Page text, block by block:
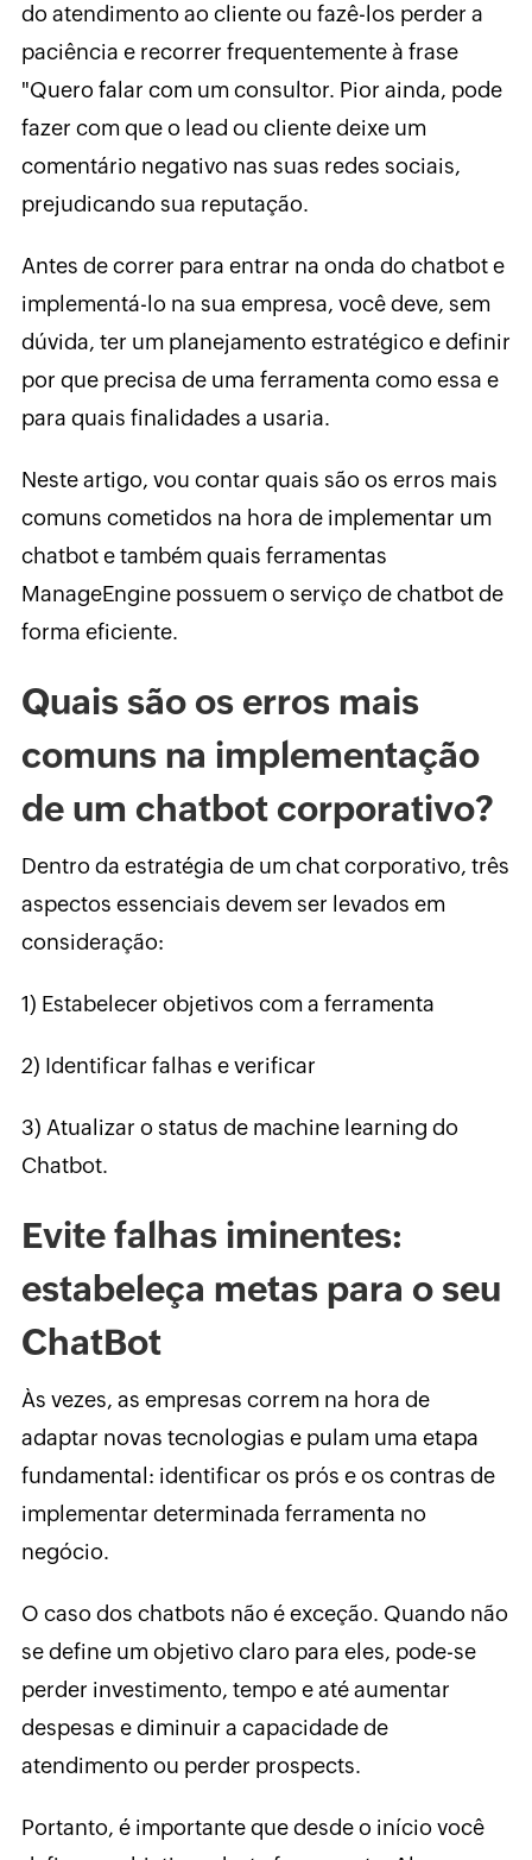
do atendimento ao cliente ou fazê-los perder a
paciência e recorrer frequentemente à frase
"Quero falar com um consultor. Pior ainda, pode
fazer com que o lead ou cliente deixe um
comentário negativo nas suas redes sociais,
prejudicando sua reputação.
Antes de correr para entrar na onda do chatbot e
implementá-lo na sua empresa, você deve, sem
dúvida, ter um planejamento estratégico e definir
por que precisa de uma ferramenta como essa e
para quais finalidades a usaria.
Neste artigo, vou contar quais são os erros mais
comuns cometidos na hora de implementar um
chatbot e também quais ferramentas
ManageEngine possuem o serviço de chatbot de
forma eficiente.
Quais são os erros mais
comuns na implementação
de um chatbot corporativo?
Dentro da estratégia de um chat corporativo, três
aspectos essenciais devem ser levados em
consideração:
1) Estabelecer objetivos com a ferramenta
2) Identificar falhas e verificar
3) Atualizar o status de machine learning do
Chatbot.
Evite falhas iminentes:
estabeleça metas para o seu
ChatBot
Às vezes, as empresas correm na hora de
adaptar novas tecnologias e pulam uma etapa
fundamental: identificar os prós e os contras de
implementar determinada ferramenta no
negócio.
O caso dos chatbots não é exceção. Quando não
se define um objetivo claro para eles, pode-se
perder investimento, tempo e até aumentar
despesas e diminuir a capacidade de
atendimento ou perder prospects.
Portanto, é importante que desde o início você